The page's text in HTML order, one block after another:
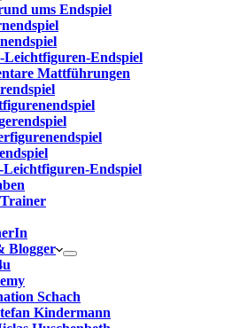
ums Endspiel
Leichtfiguren-Endspiel
Mattführungen
Endspiel
Blogger
Schach
Kindermann